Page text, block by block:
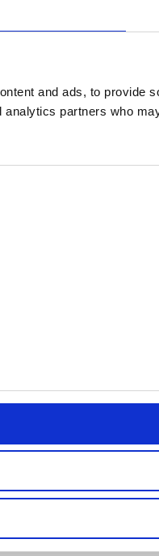
and ads, to provide
partners who